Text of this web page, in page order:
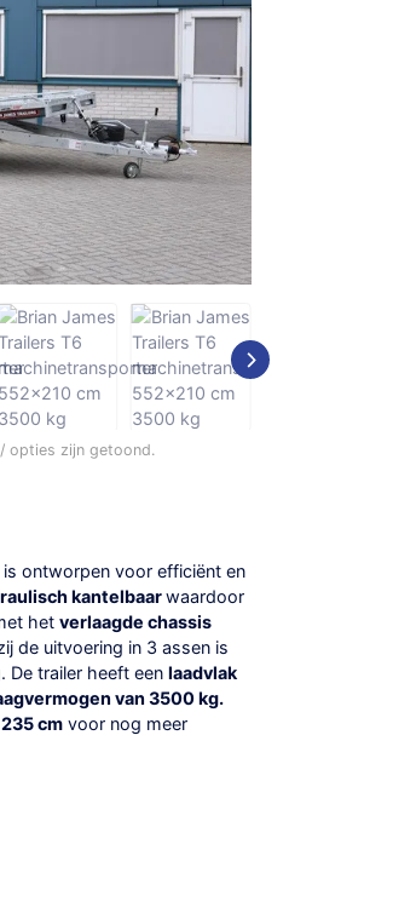
opties zijn getoond.
is ontworpen voor efficiënt en
kantelbaarwaardoor
het verlaagde chassis
de uitvoering in 3 assen is
De trailer heeft een laadvlak
van 3500 kg.
cm voor nog meer